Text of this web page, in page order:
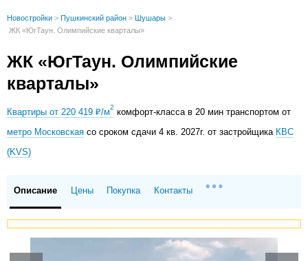
Новостройки > Пушкинский район > Шушары >
ЖК «ЮгТаун. Олимпийские кварталы»
ЖК «ЮгТаун. Олимпийские
кварталы»
Квартиры от 220 419 ₽/м2 комфорт-класса в 20 мин транспортом от
метро Московская со сроком сдачи 4 кв. 2027г. от застройщика КВС
(KVS)
Описание Цены Покупка Контакты